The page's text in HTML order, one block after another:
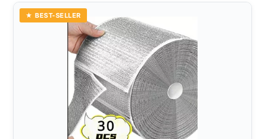
★ BEST-SELLER